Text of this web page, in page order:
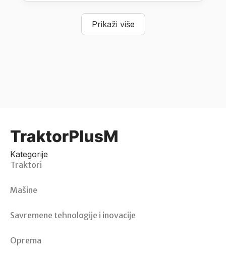
Prikaži više
Kategorije
Traktori
Mašine
Savremene tehnologije i inovacije
Oprema